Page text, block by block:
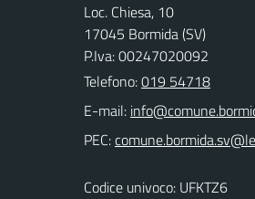
Loc. Chiesa, 10
17045 Bormida (SV)
P.Iva: 00247020092
Telefono:019 54718
E-mail:
PEC:
Codice univoco: UFKTZ6